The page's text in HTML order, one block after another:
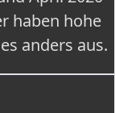
haben hohe
anders aus.